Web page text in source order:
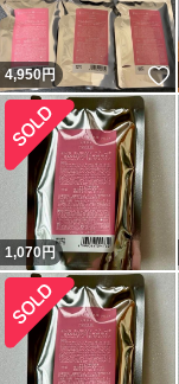
4,950円
1,070円